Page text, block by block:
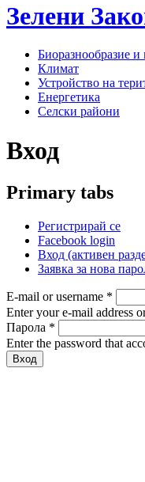
Зелени
Биоразнообразие и
Климат
Устройство на
Енергетика
Селски райони
Вход
Primary tabs
Регистрирай се
Facebook login
Вход (активен
Заявка за нова
E-mail or username *
Enter your e-mail address
Парола *
Enter the password that